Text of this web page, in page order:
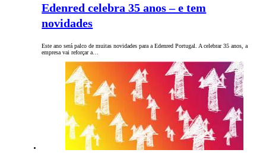
Edenred celebra 35 anos – e tem
novidades
Este ano será palco de muitas novidades para a Edenred Portugal. A celebrar 35 anos, a
empresa vai reforçar a…